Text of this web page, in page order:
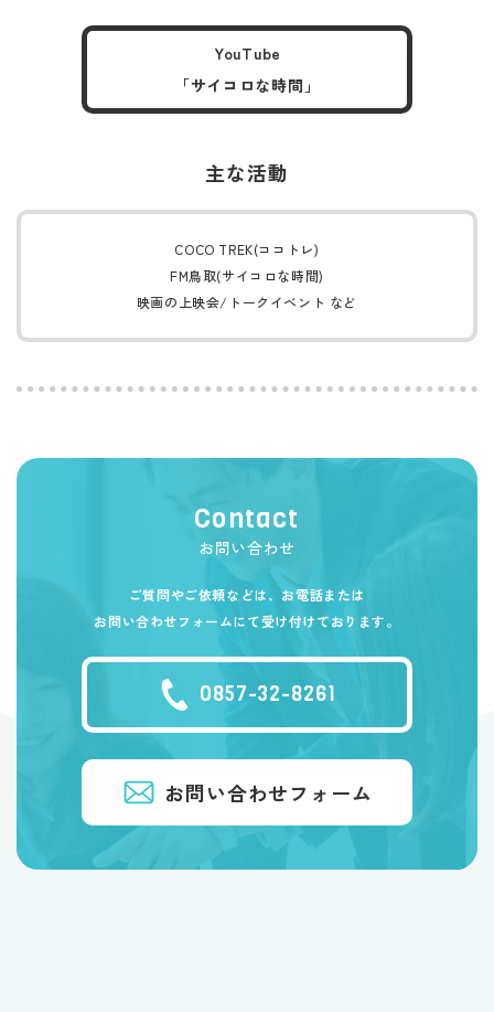
YouTube
「サイコロな時間」
主な活動
COCO TREK(ココトレ)
FM鳥取(サイコロな時間)
映画の上映会/トークイベント など
Contact
お問い合わせ
ご質問やご依頼などは、お電話または
お問い合わせフォームにて受け付けております。
0857-32-8261
お問い合わせフォーム